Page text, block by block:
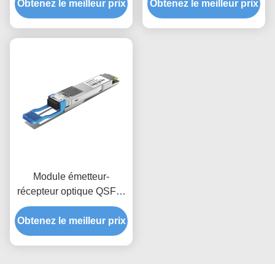
Obtenez le meilleur prix
Obtenez le meilleur prix
Module émetteur-
récepteur optique QSFP-
DD 400G LR4 1310nm
10Km
Obtenez le meilleur prix